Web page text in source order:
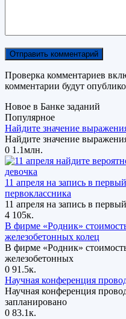
Проверка комментариев
комментарии будут
Новое в Банке заданий
Популярное
Найдите значение
Найдите значение
0 1.1млн.
11 апреля на запись в
первоклассника
11 апреля на запись в
4 105к.
В фирме «Родник»
железобетонных колец
В фирме «Родник»
железобетонных
0 91.5к.
Научная конференция
Научная конференция
запланировано
0 83.1к.